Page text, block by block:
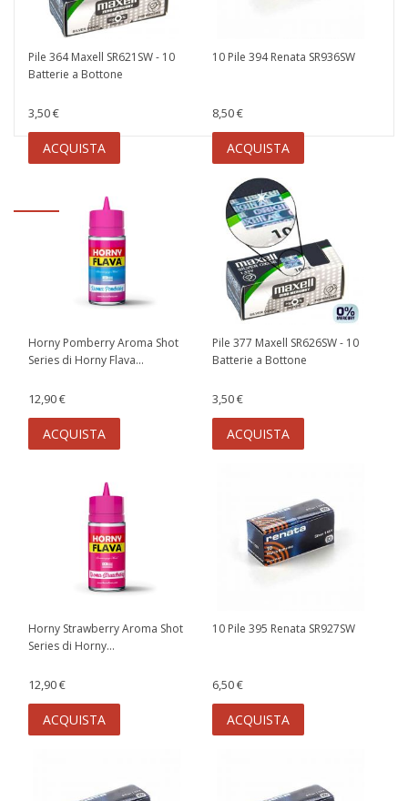
Pile 364 Maxell SR621SW - 10
Batterie a Bottone
3,50 €
ACQUISTA
10 Pile 394 Renata SR936SW
8,50 €
ACQUISTA
Horny Pomberry Aroma Shot
Series di Horny Flava...
12,90 €
ACQUISTA
Pile 377 Maxell SR626SW - 10
Batterie a Bottone
3,50 €
ACQUISTA
Horny Strawberry Aroma Shot
Series di Horny...
12,90 €
ACQUISTA
10 Pile 395 Renata SR927SW
6,50 €
ACQUISTA